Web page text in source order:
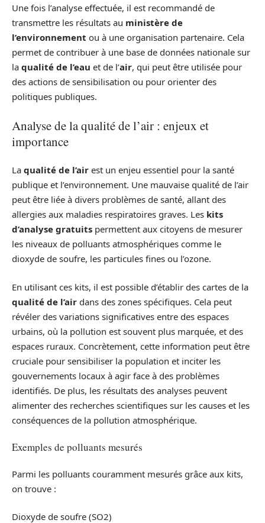
Une fois l’analyse effectuée, il est recommandé de
transmettre les résultats au ministère de
l’environnement ou à une organisation partenaire. Cela
permet de contribuer à une base de données nationale sur
la qualité de l’eau et de l’air, qui peut être utilisée pour
des actions de sensibilisation ou pour orienter des
politiques publiques.
Analyse de la qualité de l’air : enjeux et
importance
La qualité de l’air est un enjeu essentiel pour la santé
publique et l’environnement. Une mauvaise qualité de l’air
peut être liée à divers problèmes de santé, allant des
allergies aux maladies respiratoires graves. Les kits
d’analyse gratuits permettent aux citoyens de mesurer
les niveaux de polluants atmosphériques comme le
dioxyde de soufre, les particules fines ou l’ozone.
En utilisant ces kits, il est possible d’établir des cartes de la
qualité de l’air dans des zones spécifiques. Cela peut
révéler des variations significatives entre des espaces
urbains, où la pollution est souvent plus marquée, et des
espaces ruraux. Concrètement, cette information peut être
cruciale pour sensibiliser la population et inciter les
gouvernements locaux à agir face à des problèmes
identifiés. De plus, les résultats des analyses peuvent
alimenter des recherches scientifiques sur les causes et les
conséquences de la pollution atmosphérique.
Exemples de polluants mesurés
Parmi les polluants couramment mesurés grâce aux kits,
on trouve :
Dioxyde de soufre (SO2)